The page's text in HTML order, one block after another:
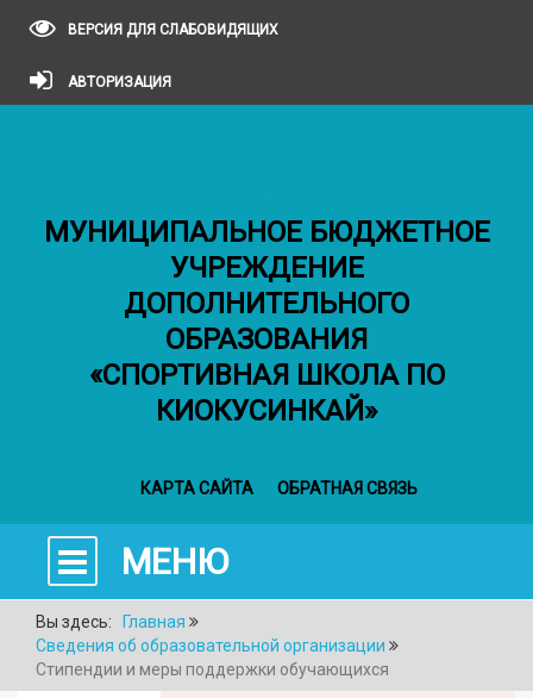
ВЕРСИЯ ДЛЯ СЛАБОВИДЯЩИХ
АВТОРИЗАЦИЯ
МУНИЦИПАЛЬНОЕ БЮДЖЕТНОЕ
УЧРЕЖДЕНИЕ
ДОПОЛНИТЕЛЬНОГО
ОБРАЗОВАНИЯ
«СПОРТИВНАЯ ШКОЛА ПО
КИОКУСИНКАЙ»
КАРТА САЙТА ОБРАТНАЯ СВЯЗЬ
МЕНЮ
Вы здесь:
Главная
Сведения об образовательной организации
Стипендии и меры поддержки обучающихся